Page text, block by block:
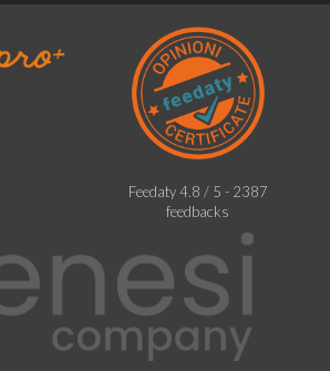
Feedaty4.8 / 5 - 2387
feedbacks